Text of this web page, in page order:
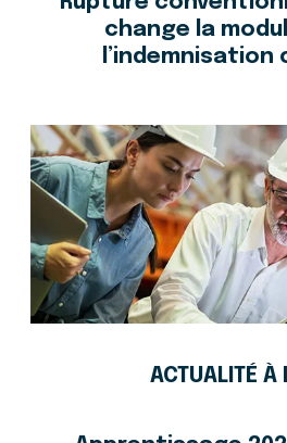
change la
l’indemnisation
ACTUALITÉ À